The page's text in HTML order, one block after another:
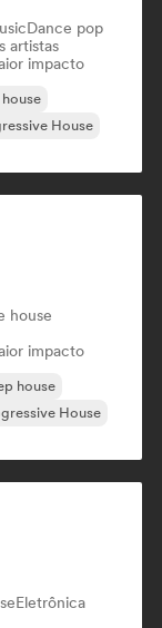
Dance pop
artistas
impacto
House
house
impacto
house
House
Eletrônica